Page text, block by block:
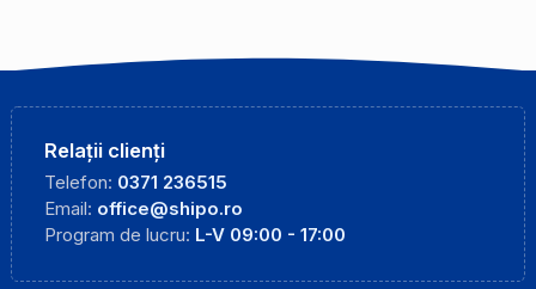
Relații clienți
Telefon: 0371 236515
Email: office@shipo.ro
Program de lucru: L-V 09:00 - 17:00